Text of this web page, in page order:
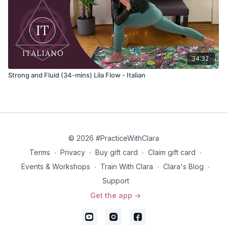
34:32
Strong and Fluid (34-mins) Lila Flow - Italian
© 2026 #PracticeWithClara
Terms ∙ Privacy ∙ Buy gift card ∙ Claim gift card ∙
Events & Workshops ∙ Train With Clara ∙ Clara's Blog ∙
Support
Get the app ->